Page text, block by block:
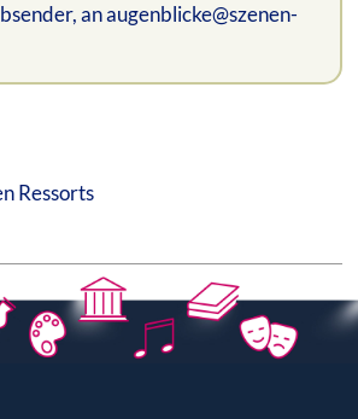
an augenblicke@szenen-
Ressorts